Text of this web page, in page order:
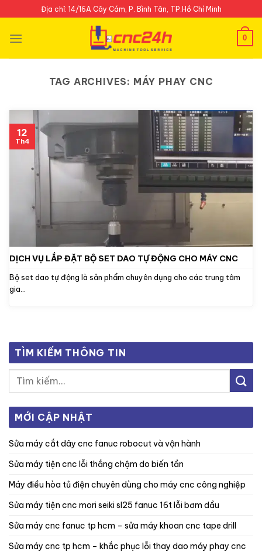
to
content
Địa chỉ: 14/16A Cây Cám, P. Bình Tân, TP.Hồ Chí Minh
0
TAG ARCHIVES: MÁY PHAY CNC
DỊCH VỤ LẮP ĐẶT BỘ SET DAO TỰ ĐỘNG CHO MÁY CNC
Bộ set dao tự động là sản phẩm chuyên dụng cho các trung tâm
gia...
12
Th4
TÌM KIẾM THÔNG TIN
MỚI CẬP NHẬT
sửa máy cắt dây cnc fanuc robocut và vận hành
sửa máy tiện cnc lỗi thắng chậm do biến tần
máy điều hòa tủ điện chuyên dùng cho máy cnc công nghiệp
sửa máy tiện cnc mori seiki sl25 fanuc 16t lỗi bơm dầu
sửa máy cnc fanuc tp hcm – sửa máy khoan cnc tape drill
sửa máy cnc tp hcm – khắc phục lỗi thay dao máy phay cnc